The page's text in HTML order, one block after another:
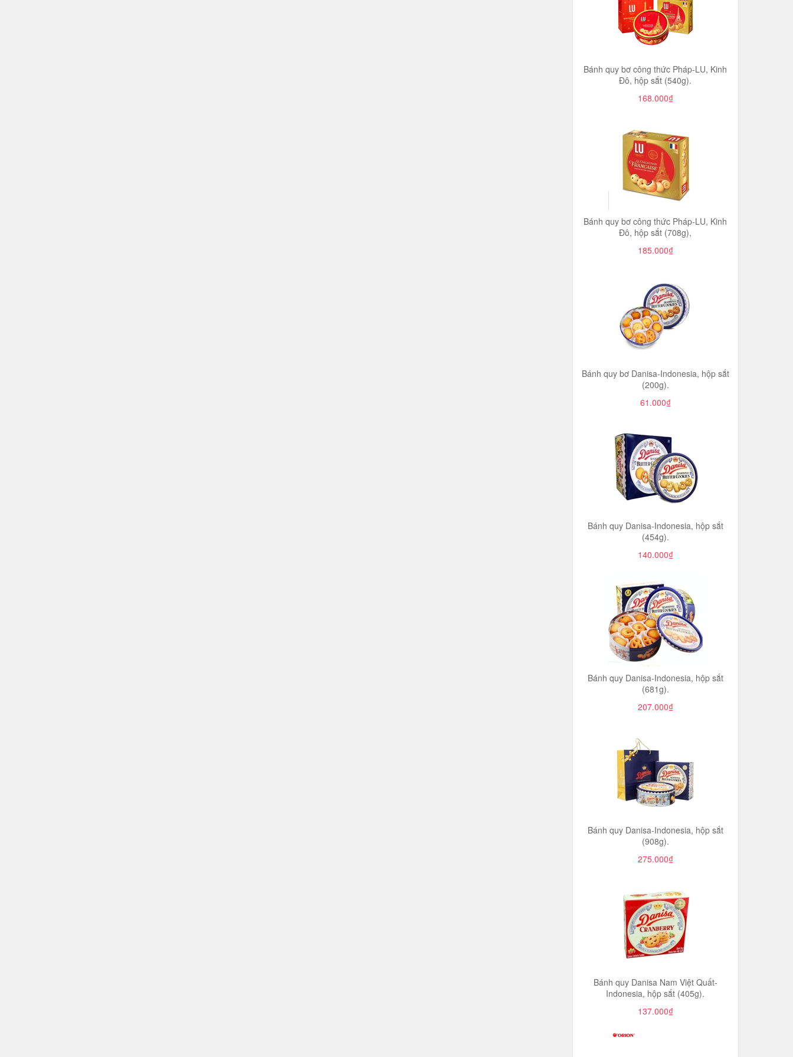
Bánh quy bơ công thức Pháp-LU, Kinh
Đô, hộp sắt (540g).
168.000₫
Bánh quy bơ công thức Pháp-LU, Kinh
Đô, hộp sắt (708g),
185.000₫
Bánh quy bơ Danisa-Indonesia, hộp sắt
(200g).
61.000₫
Bánh quy Danisa-Indonesia, hộp sắt
(454g).
140.000₫
Bánh quy Danisa-Indonesia, hộp sắt
(681g).
207.000₫
Bánh quy Danisa-Indonesia, hộp sắt
(908g).
275.000₫
Bánh quy Danisa Nam Việt Quất-
Indonesia, hộp sắt (405g).
137.000₫